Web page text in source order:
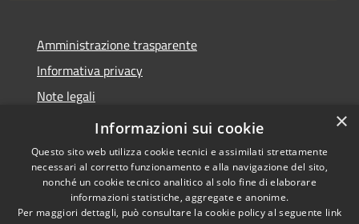
Amministrazione trasparente
Informativa privacy
Note legali
Dichiarazione di accessibilità
Copyright © 2026 • Città di
×
Informazioni sui cookie
Questo sito web utilizza cookie tecnici e assimilati strettamente
necessari al corretto funzionamento e alla navigazione del sito,
nonché un cookie tecnico analitico al solo fine di elaborare
informazioni statistiche, aggregate e anonime.
Per maggiori dettagli, può consultare la cookie policy al seguente link